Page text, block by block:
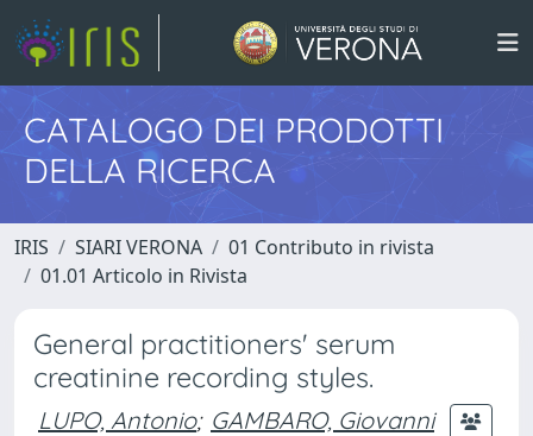
CATALOGO DEI PRODOTTI
DELLA RICERCA
IRIS SIARI VERONA
01 Contributo in rivista
01.01 Articolo in Rivista
General practitioners' serum
creatinine recording styles.
LUPO, Antonio; GAMBARO, Giovanni